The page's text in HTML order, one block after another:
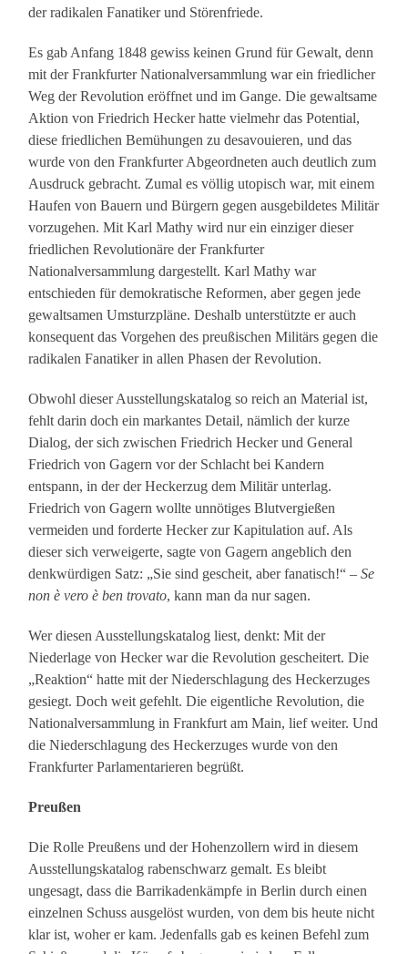
der radikalen Fanatiker und Störenfriede.
Es gab Anfang 1848 gewiss keinen Grund für Gewalt, denn
mit der Frankfurter Nationalversammlung war ein friedlicher
Weg der Revolution eröffnet und im Gange. Die gewaltsame
Aktion von Friedrich Hecker hatte vielmehr das Potential,
diese friedlichen Bemühungen zu desavouieren, und das
wurde von den Frankfurter Abgeordneten auch deutlich zum
Ausdruck gebracht. Zumal es völlig utopisch war, mit einem
Haufen von Bauern und Bürgern gegen ausgebildetes Militär
vorzugehen. Mit Karl Mathy wird nur ein einziger dieser
friedlichen Revolutionäre der Frankfurter
Nationalversammlung dargestellt. Karl Mathy war
entschieden für demokratische Reformen, aber gegen jede
gewaltsamen Umsturzpläne. Deshalb unterstützte er auch
konsequent das Vorgehen des preußischen Militärs gegen die
radikalen Fanatiker in allen Phasen der Revolution.
Obwohl dieser Ausstellungskatalog so reich an Material ist,
fehlt darin doch ein markantes Detail, nämlich der kurze
Dialog, der sich zwischen Friedrich Hecker und General
Friedrich von Gagern vor der Schlacht bei Kandern
entspann, in der der Heckerzug dem Militär unterlag.
Friedrich von Gagern wollte unnötiges Blutvergießen
vermeiden und forderte Hecker zur Kapitulation auf. Als
dieser sich verweigerte, sagte von Gagern angeblich den
denkwürdigen Satz: „Sie sind gescheit, aber fanatisch!“ –Se
non è vero è ben trovato, kann man da nur sagen.
Wer diesen Ausstellungskatalog liest, denkt: Mit der
Niederlage von Hecker war die Revolution gescheitert. Die
„Reaktion“ hatte mit der Niederschlagung des Heckerzuges
gesiegt. Doch weit gefehlt. Die eigentliche Revolution, die
Nationalversammlung in Frankfurt am Main, lief weiter. Und
die Niederschlagung des Heckerzuges wurde von den
Frankfurter Parlamentarieren begrüßt.
Preußen
Die Rolle Preußens und der Hohenzollern wird in diesem
Ausstellungskatalog rabenschwarz gemalt. Es bleibt
ungesagt, dass die Barrikadenkämpfe in Berlin durch einen
einzelnen Schuss ausgelöst wurden, von dem bis heute nicht
klar ist, woher er kam. Jedenfalls gab es keinen Befehl zum